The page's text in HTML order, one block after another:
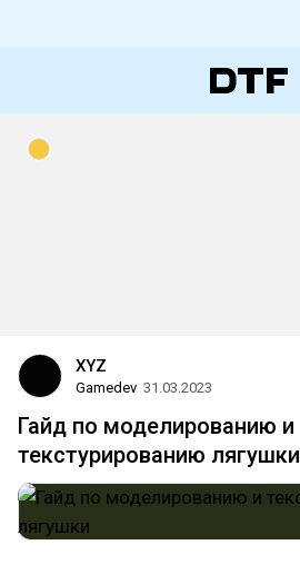
XYZ
Gamedev 31.03.2023
Гайд по моделированию и
текстурированию лягушки